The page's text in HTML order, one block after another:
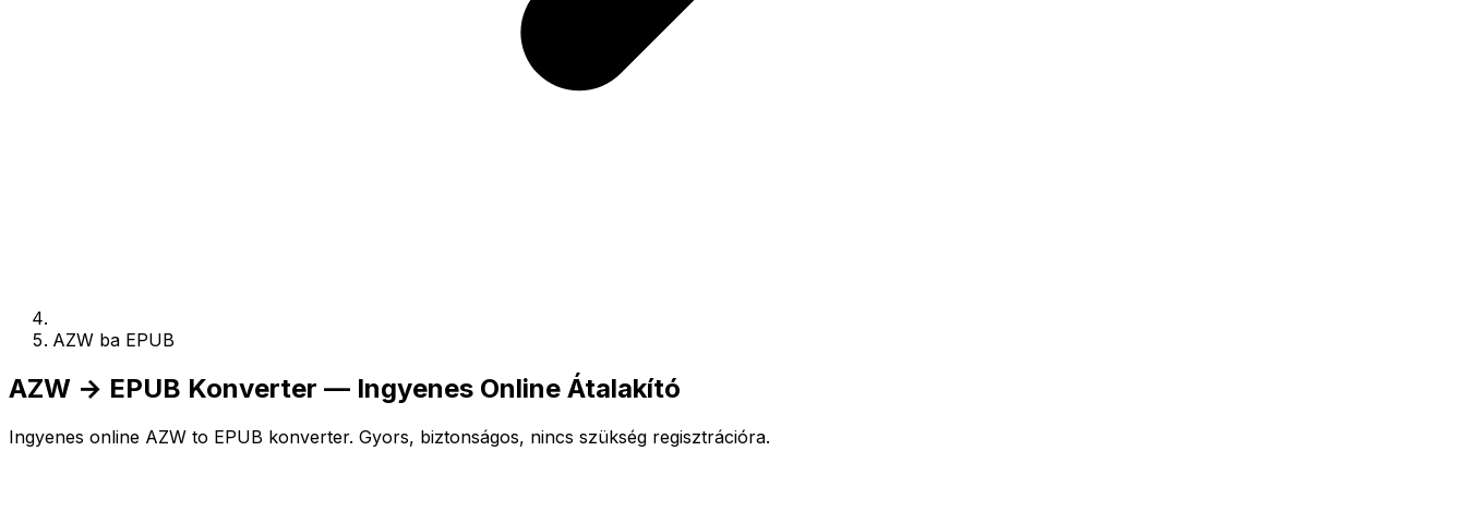
AZW ba EPUB
AZW → EPUB Konverter — Ingyenes Online Átalakító
Ingyenes online AZW to EPUB konverter. Gyors, biztonságos, nincs szükség regisztrációra.